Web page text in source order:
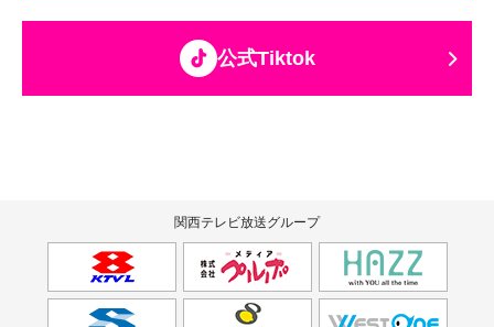
公式Tiktok
関西テレビ放送グループ